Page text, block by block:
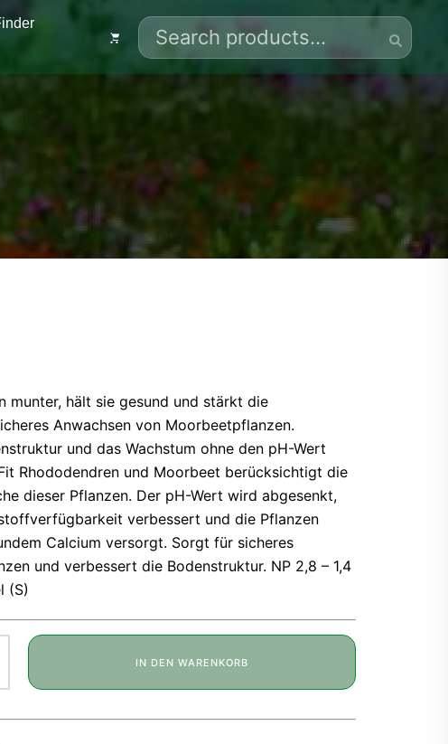
Search
for:
munter, hält sie gesund und stärkt die
Anwachsen von Moorbeetpflanzen.
und das Wachstum ohne den pH-Wert
Rhododendren und Moorbeet berücksichtigt die
dieser Pflanzen. Der pH-Wert wird abgesenkt,
verbessert und die Pflanzen
Calcium versorgt. Sorgt für sicheres
und verbessert die Bodenstruktur. NP 2,8 – 1,4
(S)
IN DEN WARENKORB